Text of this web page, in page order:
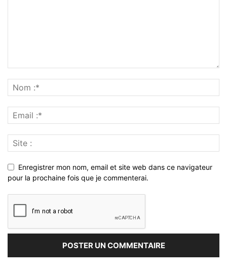
Enregistrer mon nom, email et site web dans ce navigateur
pour la prochaine fois que je commenterai.